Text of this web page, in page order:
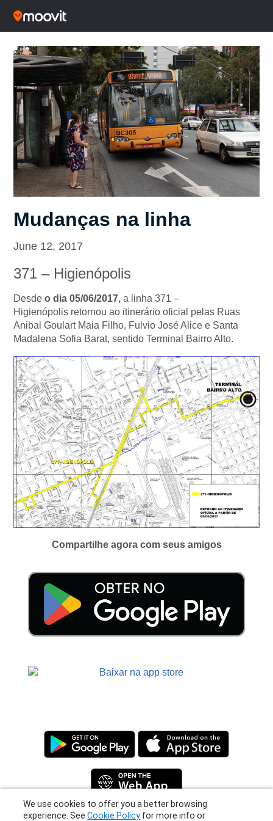
Mudanças na linha
June 12, 2017
371 – Higienópolis
Desde o dia 05/06/2017, a linha 371 –
Higienópolis retornou ao itinerário oficial pelas Ruas
Anibal Goulart Maia Filho, Fulvio José Alice e Santa
Madalena Sofia Barat, sentido Terminal Bairro Alto.
Compartilhe agora com seus amigos
Privacy Policy|Terms| Support
experience. See Cookie Policyfor more info or